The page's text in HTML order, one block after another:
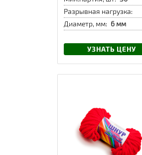
Разрывная нагрузка:
Диаметр, мм: 6 мм
УЗНАТЬ ЦЕНУ